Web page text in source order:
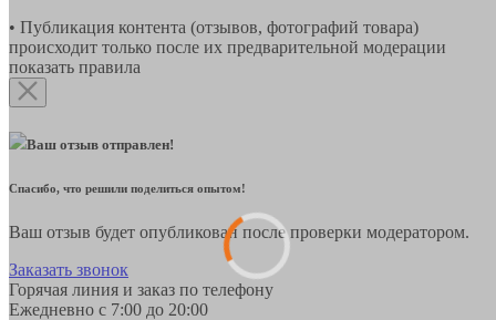
• Публикация контента (отзывов, фотографий товара)
происходит только после их предварительной модерации
показать правила
Ваш отзыв отправлен!
Спасибо, что решили поделиться опытом!
Ваш отзыв будет опубликован после проверки модератором.
Заказать звонок
Горячая линия и заказ по телефону
Ежедневно с 7:00 до 20:00